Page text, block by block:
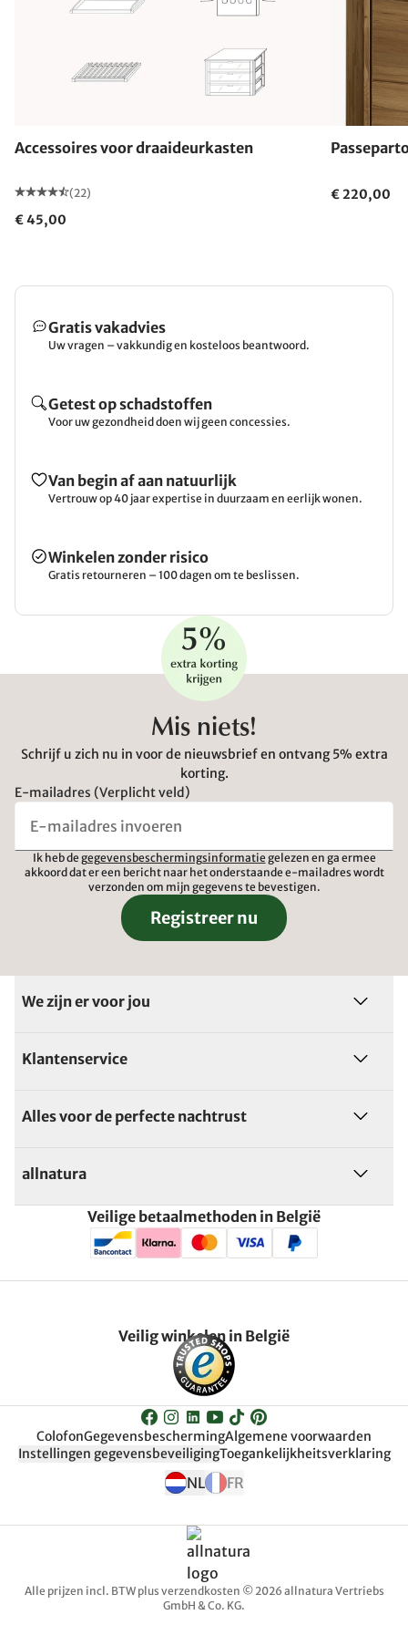
Accessoires voor draaideurkasten
(22)
€ 45,00
€ 220,00
Gratis vakadvies
Uw vragen – vakkundig en kosteloos beantwoord.
Getest op schadstoffen
Voor uw gezondheid doen wij geen concessies.
Van begin af aan natuurlijk
Vertrouw op 40 jaar expertise in duurzaam en eerlijk wonen.
Winkelen zonder risico
Gratis retourneren – 100 dagen om te beslissen.
Mis niets!
Schrijf u zich nu in voor de nieuwsbrief en ontvang 5% extra
korting.
E-mailadres (Verplicht veld)
Ik heb de gegevensbeschermingsinformatie gelezen en ga ermee
akkoord dat er een bericht naar het onderstaande e-mailadres wordt
verzonden om mijn gegevens te bevestigen.
Registreer nu
We zijn er voor jou
Klantenservice
Alles voor de perfecte nachtrust
allnatura
Veilige betaalmethoden in België
Veilig winkelen in België
ColofonGegevensbeschermingAlgemene voorwaarden
Instellingen gegevensbeveiligingToegankelijkheitsverklaring
NL FR
Alle prijzen incl. BTW plus verzendkosten © 2026 allnatura Vertriebs
GmbH & Co. KG.